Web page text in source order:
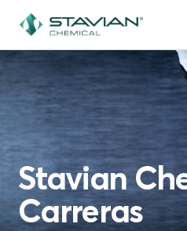
Pasar
contenido
Stavian
Carreras